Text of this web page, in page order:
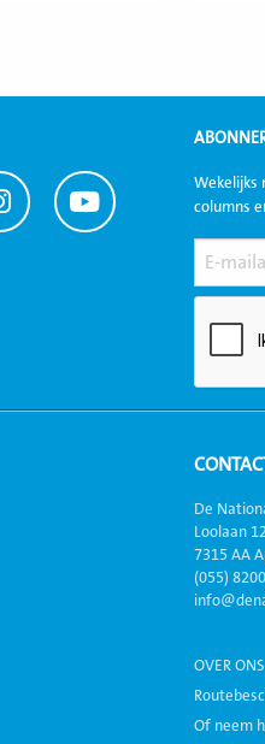
Ga
naar
Wekelijks
columns
De
Loolaan
7315 AA
(055)
OVER ONS
Of neem